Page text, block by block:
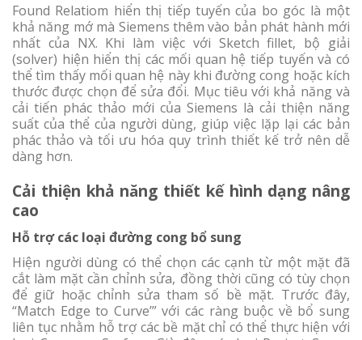
Found Relatiom hiển thị tiếp tuyến của bo góc là một
khả năng mớ mà Siemens thêm vào bản phát hành mới
nhất của NX. Khi làm việc với Sketch fillet, bộ giải
(solver) hiện hiển thị các mối quan hệ tiếp tuyến và có
thể tìm thấy mối quan hệ này khi đường cong hoặc kích
thước được chọn để sửa đổi. Mục tiêu với khả năng và
cải tiến phác thảo mới của Siemens là cải thiện năng
suất của thể của người dùng, giúp việc lặp lại các bản
phác thảo và tối ưu hóa quy trình thiết kế trở nên dễ
dàng hơn.
Cải thiện khả năng thiết kế hình dạng nâng
cao
Hỗ trợ các loại đường cong bổ sung
Hiện người dùng có thể chọn các cạnh từ một mặt đã
cắt làm mặt cần chỉnh sửa, đồng thời cũng có tùy chọn
để giữ hoặc chỉnh sửa tham số bề mặt. Trước đây,
“Match Edge to Curve’” với các ràng buộc về bổ sung
liên tục nhằm hỗ trợ các bề mặt chỉ có thể thực hiện với